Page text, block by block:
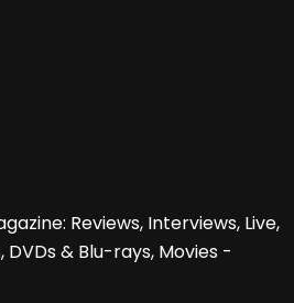
Reviews, Interviews, Live,
DVDs & Blu-rays, Movies -